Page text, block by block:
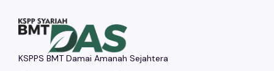
KSPPS BMT Damai Amanah Sejahtera